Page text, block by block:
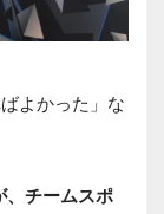
よかった」な
、チームスポ